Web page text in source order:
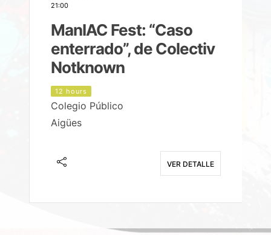
21:00
ManIAC Fest: “Caso
enterrado”, de Colectiv
Notknown
12 hours
Colegio Público
Aigües
VER DETALLE